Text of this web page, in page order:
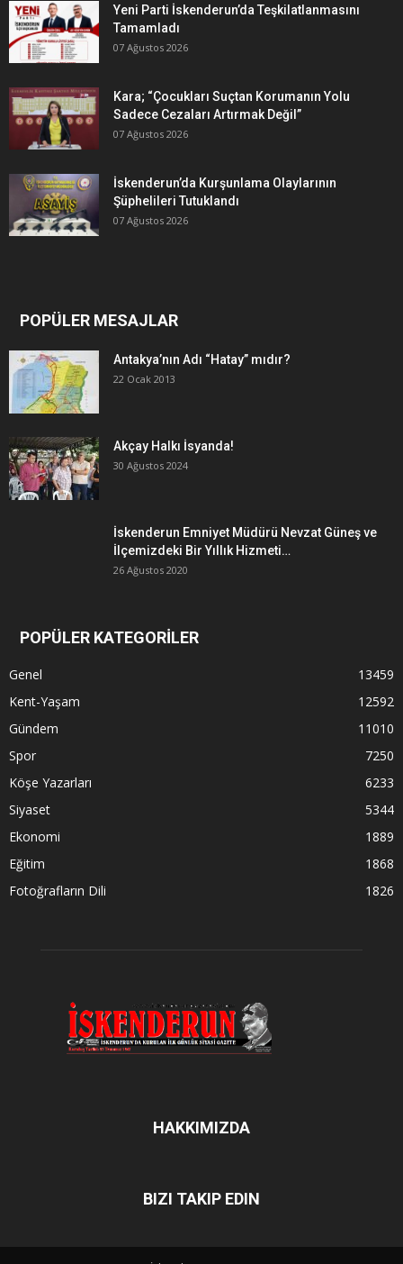
Yeni Parti İskenderun’da Teşkilatlanmasını
Tamamladı
07 Ağustos 2026
Kara; “Çocukları Suçtan Korumanın Yolu
Sadece Cezaları Artırmak Değil”
07 Ağustos 2026
İskenderun’da Kurşunlama Olaylarının
Şüphelileri Tutuklandı
07 Ağustos 2026
POPÜLER MESAJLAR
Antakya’nın Adı “Hatay” mıdır?
22 Ocak 2013
Akçay Halkı İsyanda!
30 Ağustos 2024
İskenderun Emniyet Müdürü Nevzat Güneş ve
İlçemizdeki Bir Yıllık Hizmeti…
26 Ağustos 2020
POPÜLER KATEGORİLER
Genel
13459
Kent-Yaşam
12592
Gündem
11010
Spor
7250
Köşe Yazarları
6233
Siyaset
5344
Ekonomi
1889
Eğitim
1868
Fotoğrafların Dili
1826
HAKKIMIZDA
BIZI TAKIP EDIN